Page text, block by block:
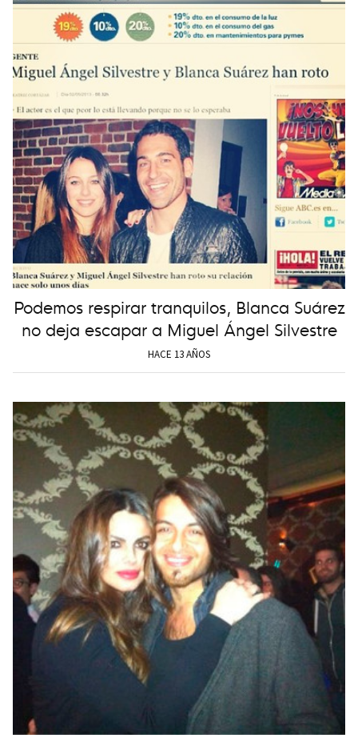
Podemos respirar tranquilos, Blanca Suárez
no deja escapar a Miguel Ángel Silvestre
HACE 13 AÑOS